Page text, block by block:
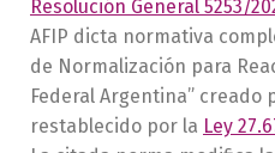
Resolución General 5253/
AFIP dicta normativa
de Normalización para
Federal Argentina” creado
restablecido por la Ley